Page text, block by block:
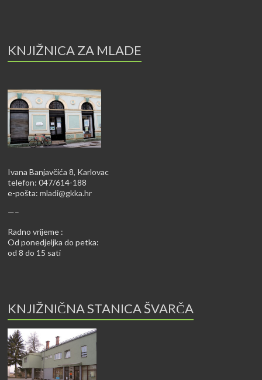
KNJIŽNICA ZA MLADE
Ivana Banjavčića 8, Karlovac
telefon: 047/614-188
e-pošta:mladi@gkka.hr
—–
Radno vrijeme :
Od ponedjeljka do petka:
od 8 do 15 sati
KNJIŽNIČNA STANICA ŠVARČA